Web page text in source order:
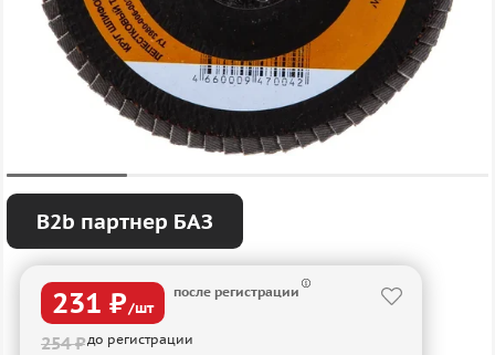
B2b партнер БАЗ
231 ₽/шт
после регистрации
254 ₽до регистрации